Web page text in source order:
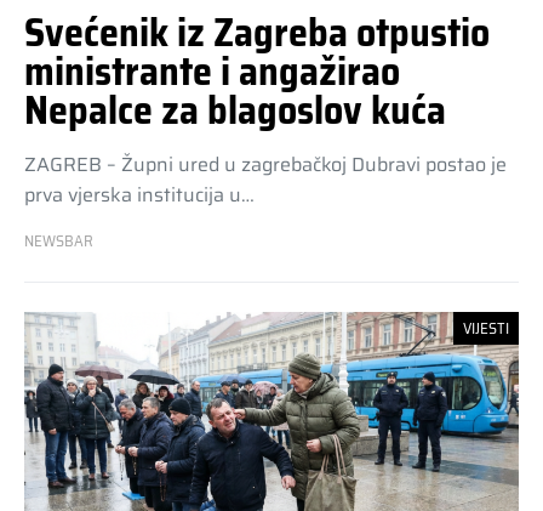
Svećenik iz Zagreba otpustio
ministrante i angažirao
Nepalce za blagoslov kuća
ZAGREB – Župni ured u zagrebačkoj Dubravi postao je
prva vjerska institucija u…
NEWSBAR
VIJESTI